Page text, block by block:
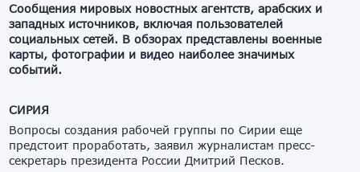
Сообщения мировых новостных агентств,арабских и
западных источников, включая пользователей
социальных сетей. В обзорах представлены военные
карты,фотографии и видео наиболее значимых
событий.
СИРИЯ
Вопросы создания рабочей группы по Сирии еще
предстоит проработать, заявил журналистам пресс-
секретарь президента России Дмитрий Песков.